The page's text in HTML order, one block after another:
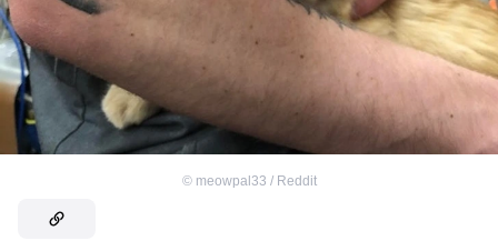
© meowpal33 / Reddit